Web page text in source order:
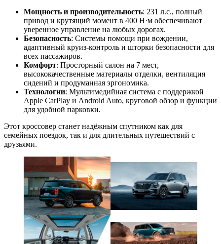
Мощность и производительность: 231 л.с., полный
привод и крутящий момент в 400 Н·м обеспечивают
уверенное управление на любых дорогах.
Безопасность: Системы помощи при вождении,
адаптивный круиз-контроль и шторки безопасности для
всех пассажиров.
Комфорт: Просторный салон на 7 мест,
высококачественные материалы отделки, вентиляция
сидений и продуманная эргономика.
Технологии: Мультимедийная система с поддержкой
Apple CarPlay и Android Auto, круговой обзор и функции
для удобной парковки.
Этот кроссовер станет надёжным спутником как для
семейных поездок, так и для длительных путешествий с
друзьями.